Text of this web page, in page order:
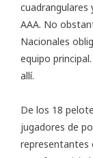
cuadrangulares
AAA. No
Nacionales
equipo
allí.
De los 18
jugadores de
representantes